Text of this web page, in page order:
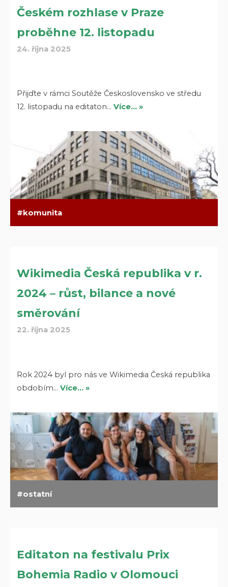
Českém rozhlase v Praze
proběhne 12. listopadu
24. října 2025
Přijďte v rámci Soutěže Československo ve středu
12. listopadu na editaton…Více… »
komunita
Wikimedia Česká republika v r.
2024 – růst, bilance a nové
směrování
22. října 2025
Rok 2024 byl pro nás ve Wikimedia Česká republika
obdobím…Více… »
ostatní
Editaton na festivalu Prix
Bohemia Radio v Olomouci